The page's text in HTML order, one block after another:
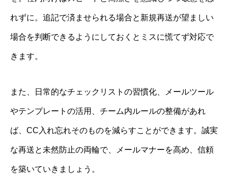
れずに。追記で済ませられる場合と新規再送が望ましい
場合を判断できるようにしておくとミスに慌てず対応で
きます。
また、日常的なチェックリストの習慣化、メールツール
やテンプレートの活用、チーム内ルールの整備があれ
ば、CC入れ忘れそのものを減らすことができます。誠実
な再送と未然防止の両輪で、メールマナーを高め、信頼
を築いていきましょう。